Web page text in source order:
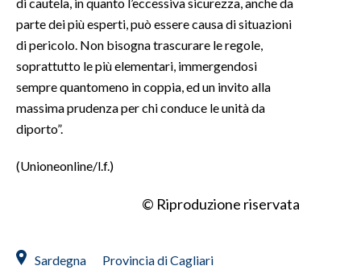
parte dei più esperti, può essere causa di situazioni
di pericolo. Non bisogna trascurare le regole,
soprattutto le più elementari, immergendosi
sempre quantomeno in coppia, ed un invito alla
massima prudenza per chi conduce le unità da
diporto”.
(Unioneonline/l.f.)
© Riproduzione riservata
Sardegna Provincia di Cagliari